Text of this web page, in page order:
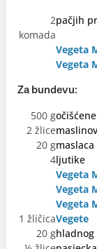
2
komada
pačjih
Vegeta
Vegeta
Za bundevu:
500 g
2 žlice
20 gmaslaca
4ljutike
Vegeta
Vegeta
Vegeta
1 žličicaVegete
20 ghladnog